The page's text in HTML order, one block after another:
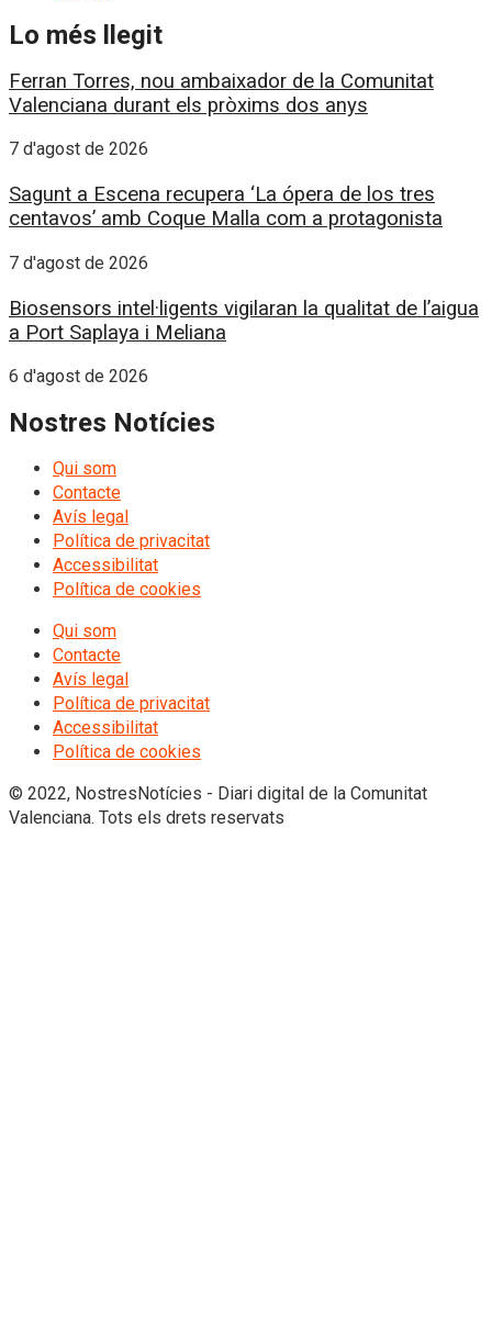
Lo més llegit
Ferran Torres, nou ambaixador de la Comunitat
Valenciana durant els pròxims dos anys
7 d'agost de 2026
Sagunt a Escena recupera ‘La ópera de los tres
centavos’ amb Coque Malla com a protagonista
7 d'agost de 2026
Biosensors intel·ligents vigilaran la qualitat de l’aigua
a Port Saplaya i Meliana
6 d'agost de 2026
Nostres Notícies
Qui som
Contacte
Avís legal
Política de privacitat
Accessibilitat
Política de cookies
Qui som
Contacte
Avís legal
Política de privacitat
Accessibilitat
Política de cookies
© 2022, NostresNotícies - Diari digital de la Comunitat
Valenciana. Tots els drets reservats